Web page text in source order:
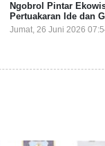
Ngobrol Pintar
Pertuakaran Ide dan
Lintas Sektor
Jumat, 26 Juni 2026